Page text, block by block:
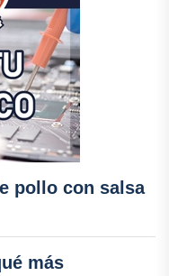
pollo con salsa
más